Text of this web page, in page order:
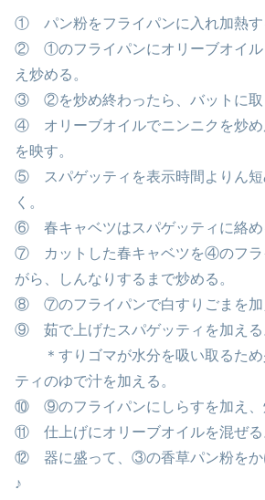
① パン粉をフライパンに入れ加熱す
② ①のフライパンにオリーブオイル
え炒める。
③ ②を炒め終わったら、バットに取
④ オリーブオイルでニンニクを炒め
を映す。
⑤ スパゲッティを表示時間よりん短
く。
⑥ 春キャベツはスパゲッティに絡め
⑦ カットした春キャベツを④のフラ
がら、しんなりするまで炒める。
⑧ ⑦のフライパンで白すりごまを加
⑨ 茹で上げたスパゲッティを加える
＊すりゴマが水分を吸い取るため
ティのゆで汁を加える。
⑩ ⑨のフライパンにしらすを加え、
⑪ 仕上げにオリーブオイルを混ぜる
⑫ 器に盛って、③の香草パン粉をか
♪